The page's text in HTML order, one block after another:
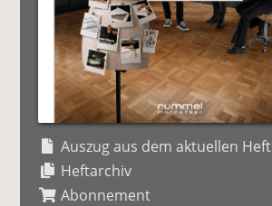
Auszug aus dem aktuellen Heft
Heftarchiv
Abonnement